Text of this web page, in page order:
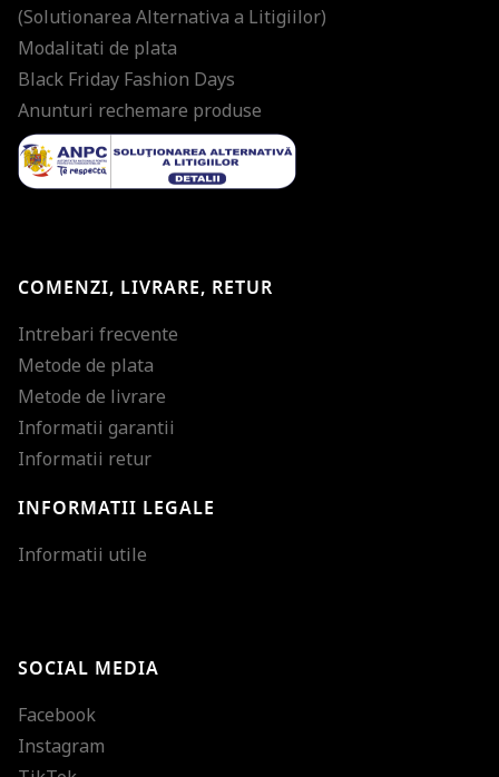
(Solutionarea Alternativa a Litigiilor)
Modalitati de plata
Black Friday Fashion Days
Anunturi rechemare produse
COMENZI, LIVRARE, RETUR
Intrebari frecvente
Metode de plata
Metode de livrare
Informatii garantii
Informatii retur
INFORMATII LEGALE
Informatii utile
SOCIAL MEDIA
Facebook
Instagram